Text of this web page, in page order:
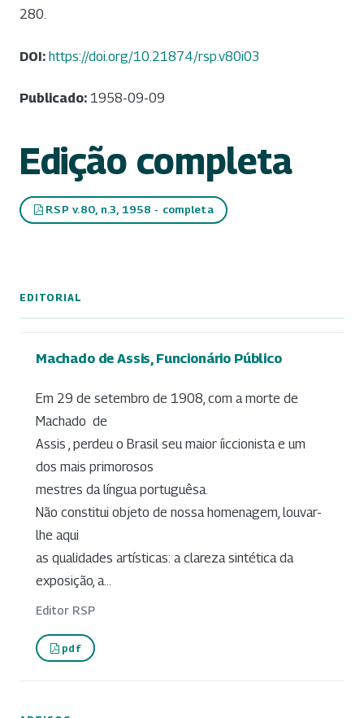
280.
DOI: https://doi.org/10.21874/rsp.v80i03
Publicado: 1958-09-09
Edição completa
RSP v.80, n.3, 1958 - completa
EDITORIAL
Machado de Assis, Funcionário Público
Em 29 de setembro de 1908, com a morte de
Machado de
Assis , perdeu o Brasil seu maior íiccionista e um
dos mais primorosos
mestres da língua portuguêsa.
Não constitui objeto de nossa homenagem, louvar-
lhe aqui
as qualidades artísticas: a clareza sintética da
exposição, a...
Editor RSP
pdf